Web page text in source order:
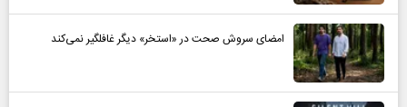
امضای سروش صحت در «استخر» دیگر غافلگیر نمی‌کند